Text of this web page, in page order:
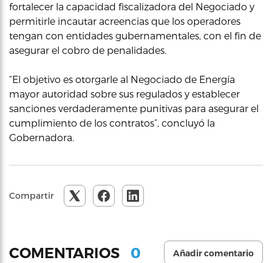
fortalecer la capacidad fiscalizadora del Negociado y
permitirle incautar acreencias que los operadores
tengan con entidades gubernamentales, con el fin de
asegurar el cobro de penalidades.
“El objetivo es otorgarle al Negociado de Energía
mayor autoridad sobre sus regulados y establecer
sanciones verdaderamente punitivas para asegurar el
cumplimiento de los contratos”, concluyó la
Gobernadora.
Compartir
COMENTARIOS 0 Añadir comentario